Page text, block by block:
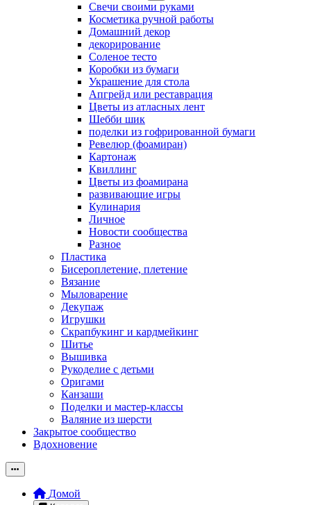
Свечи своими руками
Косметика ручной работы
Домашний декор
декорирование
Соленое тесто
Коробки из бумаги
Украшение для стола
Апгрейд или реставрация
Цветы из атласных лент
Шебби шик
поделки из гофрированной бумаги
Ревелюр (фоамиран)
Картонаж
Квиллинг
Цветы из фоамирана
развивающие игры
Кулинария
Личное
Новости сообщества
Разное
Пластика
Бисероплетение, плетение
Вязание
Мыловарение
Декупаж
Игрушки
Скрапбукинг и кардмейкинг
Шитье
Вышивка
Рукоделие с детьми
Оригами
Канзаши
Поделки и мастер-классы
Валяние из шерсти
Закрытое сообщество
Вдохновение
Домой